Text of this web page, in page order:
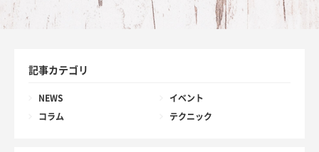
記事カテゴリ
NEWS イベント
コラム テクニック